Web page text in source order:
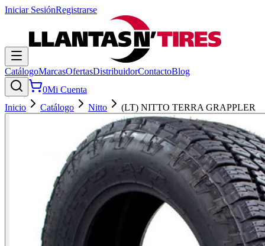
Iniciar SesiónRegistrarse
CatálogoMarcasOfertasDistribuidorContactoBlog
0Mi Cuenta
Inicio
Catálogo Nitto (LT) NITTO TERRA GRAPPLER